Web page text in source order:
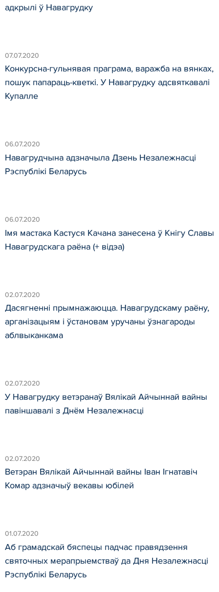
адкрылі ў Навагрудку
07.07.2020
Конкурсна-гульнявая праграма, варажба на вянках,
пошук папараць-кветкі. У Навагрудку адсвяткавалі
Купалле
06.07.2020
Навагрудчына адзначыла Дзень Незалежнасці
Рэспублікі Беларусь
06.07.2020
Імя мастака Кастуся Качана занесена ў Кнігу Славы
Навагрудскага раёна (+ відэа)
02.07.2020
Дасягненні прымнажаюцца. Навагрудскаму раёну,
арганізацыям і ўстановам уручаны ўзнагароды
аблвыканкама
02.07.2020
У Навагрудку ветэранаў Вялікай Айчыннай вайны
павіншавалі з Днём Незалежнасці
02.07.2020
Ветэран Вялікай Айчыннай вайны Іван Ігнатавіч
Комар адзначыў векавы юбілей
01.07.2020
Аб грамадскай бяспецы падчас правядзення
святочных мерапрыемстваў да Дня Незалежнасці
Рэспублікі Беларусь